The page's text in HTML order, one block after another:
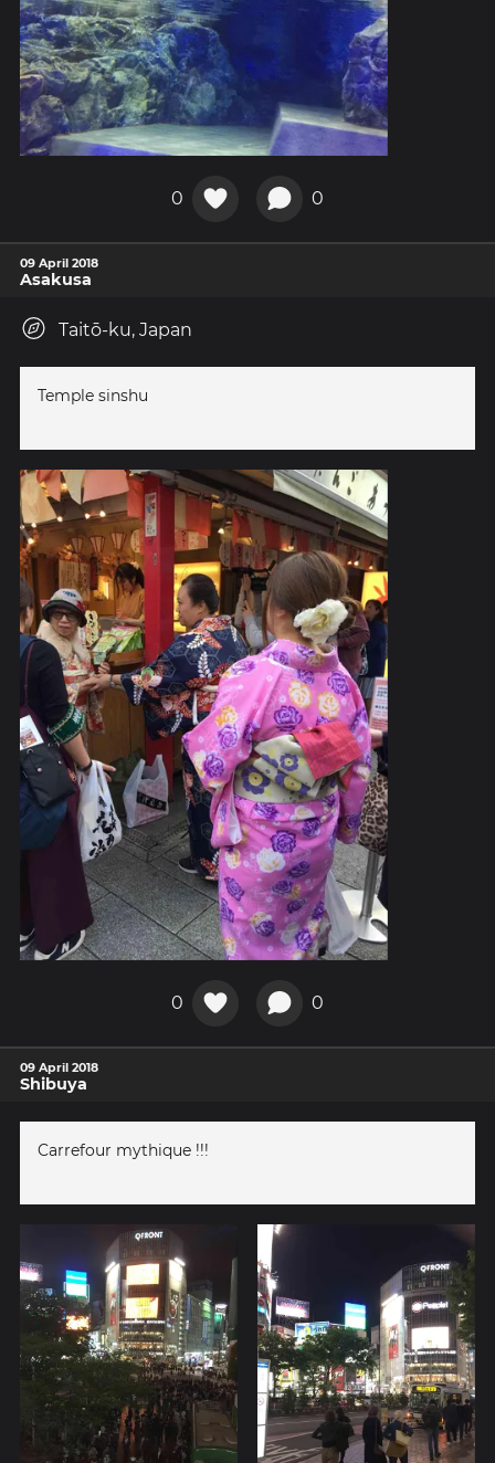
0 0
09 April 2018
Asakusa
Taitō-ku, Japan
Temple sinshu
0 0
09 April 2018
Shibuya
Carrefour mythique !!!